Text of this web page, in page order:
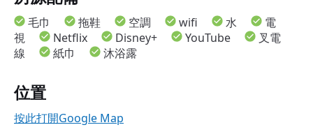
毛巾 拖鞋 空調 wifi 水
電
視
Netflix Disney+ YouTube
叉電
線
紙巾 沐浴露
位置
按此打開Google Map